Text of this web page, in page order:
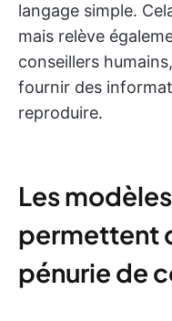
langage simple.
mais relève
conseillers
fournir des
reproduire.
Les
permettent
pénurie de